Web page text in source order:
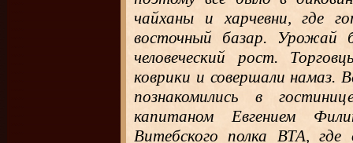
чайханы и харчевни, где
восточный базар. Урожай
человеческий рост.
коврики и совершали намаз.
познакомились в
капитаном Евгением
Витебского полка ВТА,